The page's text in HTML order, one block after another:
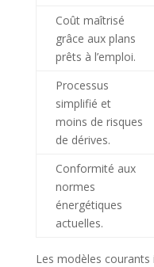
Coût maîtrisé
grâce aux plans
prêts à l’emploi.
Processus
simplifié et
moins de risques
de dérives.
Conformité aux
normes
énergétiques
actuelles.
Les modèles